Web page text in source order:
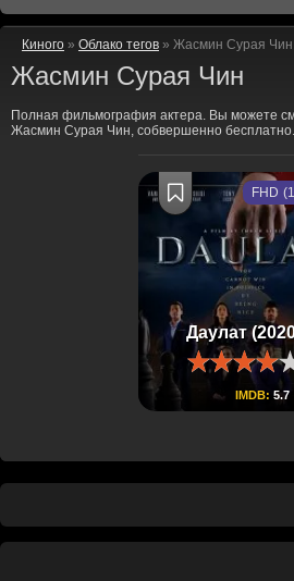
Киного » Облако тегов » Жасмин Сурая Чин
Жасмин Сурая Чин
Полная фильмография актера. Вы можете
Жасмин Сурая Чин, собвершенно бесплатно.
Даулат
IMDB: 5.7
FHD